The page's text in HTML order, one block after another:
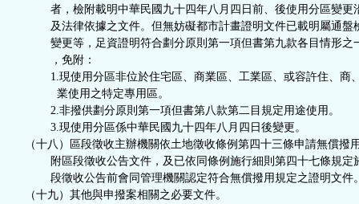
者，檢附載明中華民國九十四年八月四日前、後使用分區變更
及法律依據之文件。但無妨礙都市計畫證明文件已載明屬通盤
變更等，足資證明符合劃分原則第一項但書第九款各目情形之
，免附：
1.現使用分區非位於住宅區、商業區、工業區、或容許住、商
業使用之特定專用區。
2.非撥供劃分原則第一項但書第八款第二目規定用途使用。
3.現使用分區係中華民國九十四年八月四日後變更。
（十八）區段徵收主辦機關依土地徵收條例第四十三條申請無償撥
附區段徵收公告文件，及已依同條例施行細則第四十七條規定
段徵收公告前會同管理機關認定符合無償撥用規定之證明文件
（十九）其他與申撥案相關之必要文件。